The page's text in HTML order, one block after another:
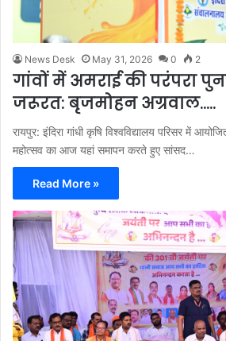
News Desk May 31, 2026 0 2
गांवों में अमराई की परंपरा
जरूरत: बृजमोहन अग्रवाल…..
रायपुर: इंदिरा गांधी कृषि विश्वविद्यालय परिसर में
महोत्सव का आज यहां समापन करते हुए सांसद…
Read More »